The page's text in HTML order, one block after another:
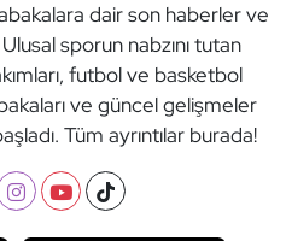
dair son haberler ve
sporun nabzını tutan
futbol ve basketbol
ve güncel gelişmeler
Tüm ayrıntılar burada!